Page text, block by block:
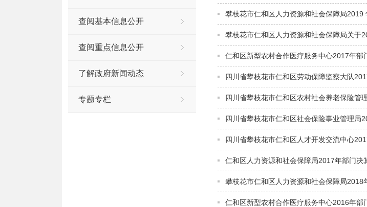
查阅基本信息公开
查阅重点信息公开
了解政府新闻动态
专题专栏
攀枝花市仁和区人力资源和社会保障局
攀枝花市仁和区人力资源和社会保障局关于
仁和区新型农村合作医疗服务中心2017年部
四川省攀枝花市仁和区劳动保障监察大队
四川省攀枝花市仁和区农村社会养老保险管
四川省攀枝花市仁和区社会保险事业管理局
四川省攀枝花市仁和区人才开发交流中心
仁和区人力资源和社会保障局2017年部门决
攀枝花市仁和区人力资源和社会保障局2018
仁和区新型农村合作医疗服务中心2016年部